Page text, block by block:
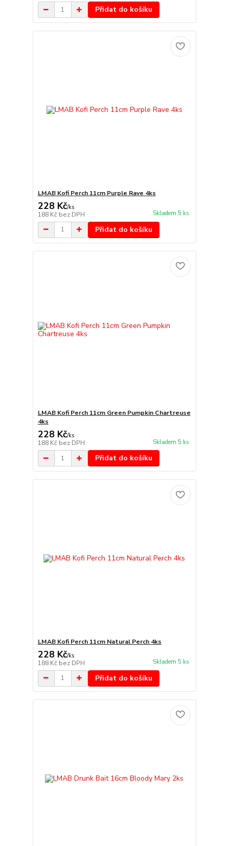
Přidat do košíku
LMAB Kofi Perch 11cm Purple Rave 4ks
228 Kč/ks
188 Kč bez DPH Skladem 5 ks
Přidat do košíku
LMAB Kofi Perch 11cm Green Pumpkin Chartreuse
4ks
228 Kč/ks
188 Kč bez DPH Skladem 5 ks
Přidat do košíku
LMAB Kofi Perch 11cm Natural Perch 4ks
228 Kč/ks
188 Kč bez DPH Skladem 5 ks
Přidat do košíku